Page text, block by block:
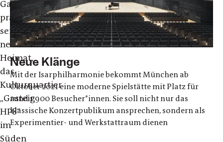
Gasteig
präsentiert
seine
neue
Heimat,
das
Kulturquartier
„Gasteig
HP8“
im
Süden
Neue Klänge
Mit der Isarphilharmonie bekommt München ab
Oktober 2021 eine moderne Spielstätte mit Platz für
rund 1.900 Besucher*innen. Sie soll nicht nur das
klassische Konzertpublikum ansprechen, sondern als
Experimentier- und Werkstattraum dienen